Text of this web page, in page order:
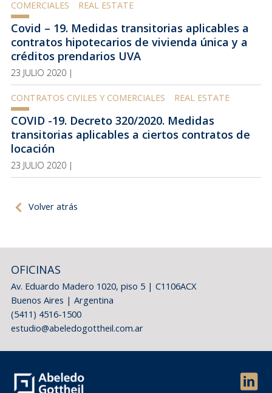
COMERCIALES
REAL ESTATE
Covid – 19. Medidas transitorias aplicables a
contratos hipotecarios de vivienda única y a
créditos prendarios UVA
23 JULIO 2020 |
CONTRATOS CIVILES Y COMERCIALES REAL ESTATE
COVID -19. Decreto 320/2020. Medidas
transitorias aplicables a ciertos contratos de
locación
23 JULIO 2020 |
Volver atrás
OFICINAS
Av. Eduardo Madero 1020, piso 5 | C1106ACX
Buenos Aires | Argentina
(5411) 4516-1500
estudio@abeledogottheil.com.ar